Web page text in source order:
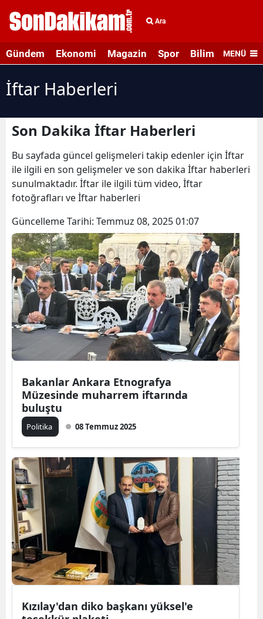
Ara
Gündem Ekonomi Magazin Spor Bilim veMENÜ
İftar Haberleri
Son Dakika İftar Haberleri
Bu sayfada güncel gelişmeleri takip edenler için İftar
ile ilgili en son gelişmeler ve son dakika İftar haberleri
sunulmaktadır. İftar ile ilgili tüm video, İftar
fotoğrafları ve İftar haberleri
Güncelleme Tarihi: Temmuz 08, 2025 01:07
Bakanlar Ankara Etnografya
Müzesinde muharrem iftarında
buluştu
Politika 08 Temmuz 2025
Kızılay'dan diko başkanı yüksel'e